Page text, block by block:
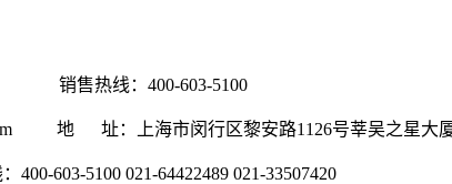
销售热线：400-603-5100
地 址：上海市闵行区黎安路1126号莘吴之星大
603-5100 021-64422489 021-33507420